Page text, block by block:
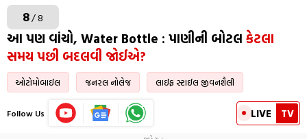
8/ 8
આ પણ વાંચો, Water Bottle : પાણીની બોટલ કેટલા
સમય પછી બદલવી જોઈએ?
ઓટોમોબાઈલ જનરલ નોલેજ લાઈફ સ્ટાઈલ જીવનશૈલી
Follow Us LIVE TV